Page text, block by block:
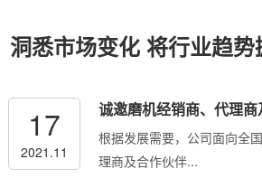
洞悉市场变化 将行业趋势
17
2021.11
诚邀磨机经销商、代理
根据发展需要，公司面向全
理商及合作伙伴...